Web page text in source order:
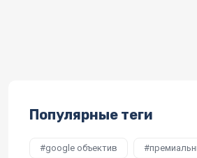
Популярные теги
google объектив